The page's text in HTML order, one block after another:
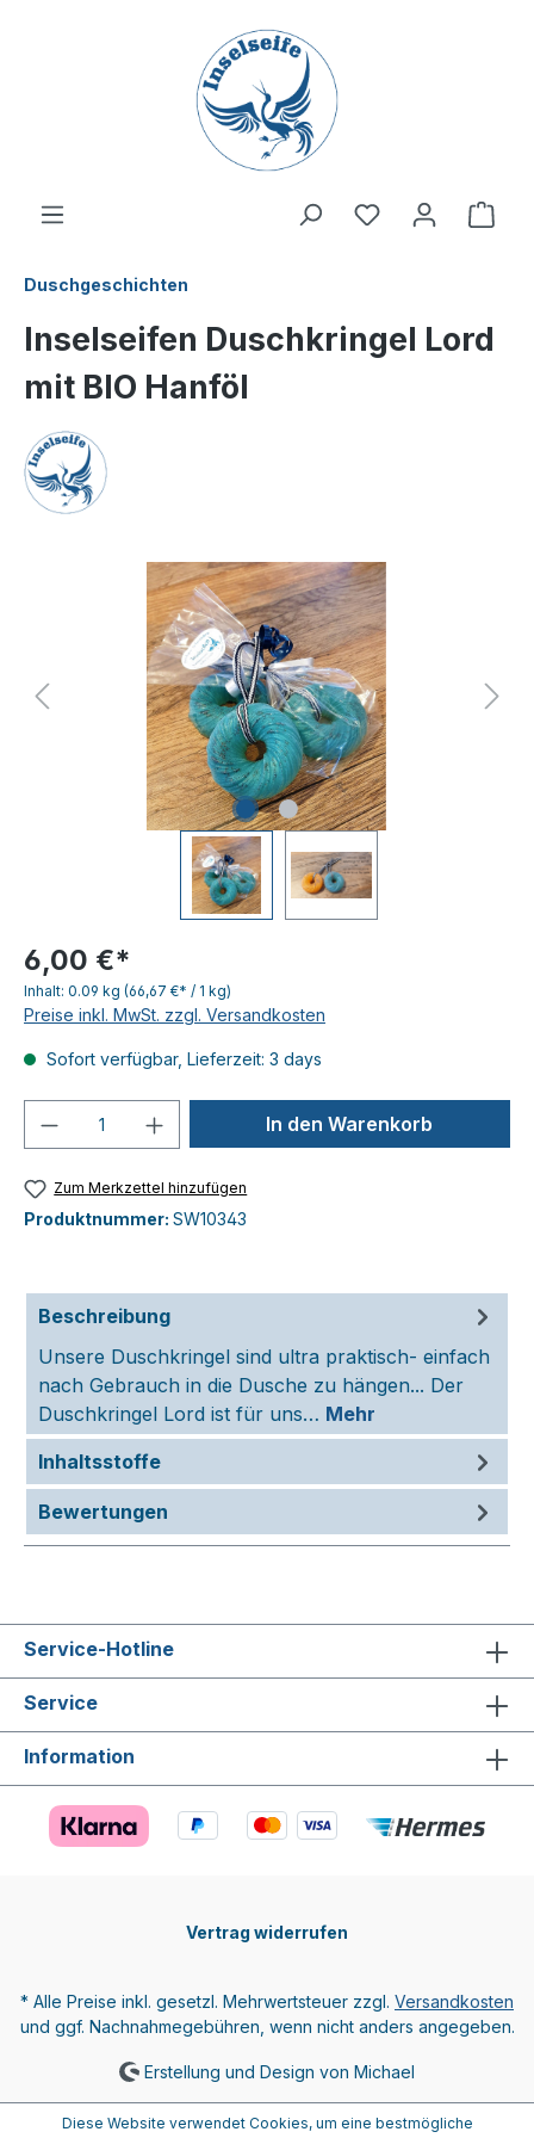
Duschgeschichten
Inselseifen Duschkringel Lord
mit BIO Hanföl
6,00 €*
Inhalt: 0.09 kg (66,67 €* / 1 kg)
Preise inkl. MwSt. zzgl. Versandkosten
Sofort verfügbar, Lieferzeit: 3 days
Produkt Anzahl: Gib denIn den Warenkorb
Zum Merkzettel hinzufügen
Produktnummer: SW10343
Beschreibung
Unsere Duschkringel sind ultra praktisch- einfach
nach Gebrauch in die Dusche zu hängen... Der
Duschkringel Lord ist für uns… Mehr
Inhaltsstoffe
Bewertungen
Service-Hotline
Service
Information
Vertrag widerrufen
* Alle Preise inkl. gesetzl. Mehrwertsteuer zzgl. Versandkosten
und ggf. Nachnahmegebühren, wenn nicht anders angegeben.
Erstellung und Design von Michael
Diese Website verwendet Cookies, um eine bestmögliche